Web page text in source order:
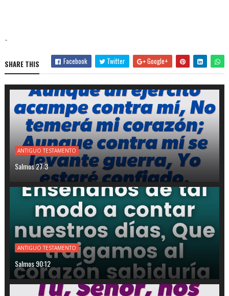
-
SHARE THIS Facebook Twitter Google+
ANTIGUO TESTAMENTO
Salmos 27:3
ANTIGUO TESTAMENTO
Salmos 90:12